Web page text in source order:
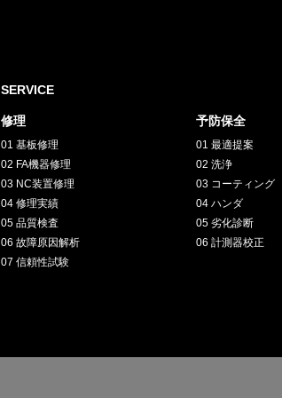
SERVICE
INTERVIEW
お客様インタビュー
RECRUIT
採用情報
CHALLENGE
SERVICE
修理
01 基板修理
02 FA機器修理
03 NC装置修理
04 修理実績
05 品質検査
06 故障原因解析
07 信頼性試験
予防保全
01 最適提案
02 洗浄
03 コーティング
04 ハンダ
05 劣化診断
06 計測器校正